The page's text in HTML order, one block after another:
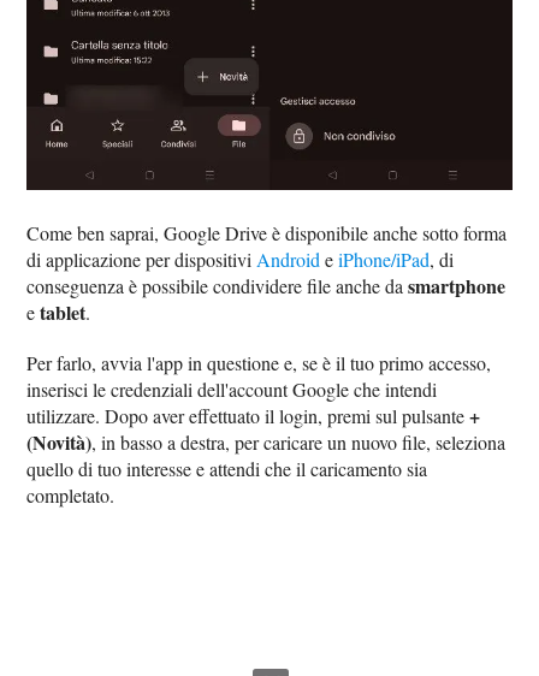
Come ben saprai, Google Drive è disponibile anche sotto forma
di applicazione per dispositiviAndroideiPhone/iPad, di
conseguenza è possibile condividere file anche dasmartphone
etablet.
Per farlo, avvia l'app in questione e, se è il tuo primo accesso,
inserisci le credenziali dell'account Google che intendi
utilizzare. Dopo aver effettuato il login, premi sul pulsante+
(Novità), in basso a destra, per caricare un nuovo file, seleziona
quello di tuo interesse e attendi che il caricamento sia
completato.